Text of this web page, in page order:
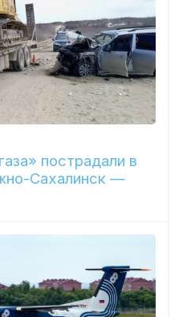
пострадали в
Сахалинск —